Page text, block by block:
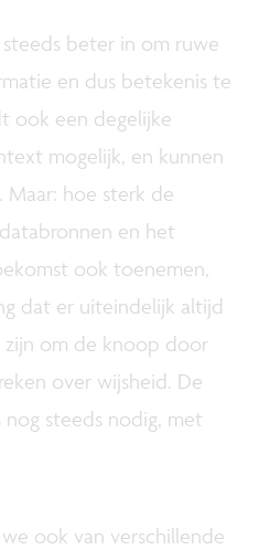
beter in om ruwe
en dus betekenis te
ook een degelijke
mogelijk, en kunnen
Maar: hoe sterk de
en het
ook toenemen,
dat er uiteindelijk altijd
zijn om de knoop door
over wijsheid. De
steeds nodig, met
ook van verschillende